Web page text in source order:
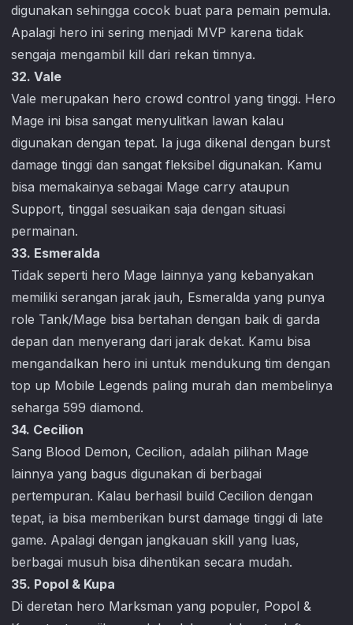
digunakan sehingga cocok buat para pemain pemula.
Apalagi hero ini sering menjadi MVP karena tidak
sengaja mengambil kill dari rekan timnya.
32. Vale
Vale merupakan hero crowd control yang tinggi. Hero
Mage ini bisa sangat menyulitkan lawan kalau
digunakan dengan tepat. Ia juga dikenal dengan burst
damage tinggi dan sangat fleksibel digunakan. Kamu
bisa memakainya sebagai Mage carry ataupun
Support, tinggal sesuaikan saja dengan situasi
permainan.
33. Esmeralda
Tidak seperti hero Mage lainnya yang kebanyakan
memiliki serangan jarak jauh, Esmeralda yang punya
role Tank/Mage bisa bertahan dengan baik di garda
depan dan menyerang dari jarak dekat. Kamu bisa
mengandalkan hero ini untuk mendukung tim dengan
top up Mobile Legends paling murah dan membelinya
seharga 599 diamond.
34. Cecilion
Sang Blood Demon, Cecilion, adalah pilihan Mage
lainnya yang bagus digunakan di berbagai
pertempuran. Kalau berhasil build Cecilion dengan
tepat, ia bisa memberikan burst damage tinggi di late
game. Apalagi dengan jangkauan skill yang luas,
berbagai musuh bisa dihentikan secara mudah.
35. Popol & Kupa
Di deretan hero Marksman yang populer, Popol &